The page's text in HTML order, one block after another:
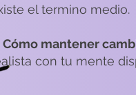
el termino medio.
Cómo mantener
con tu mente